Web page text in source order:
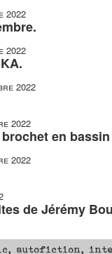
2022
2022
2022
2022
brochet en
2022
de Jérémy
autofiction,